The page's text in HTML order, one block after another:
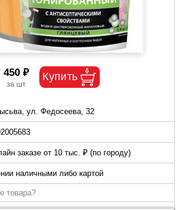
450 ₽
ул. Федосеева, 32
заказе от 10 тыс. ₽ (по городу)
наличными либо картой
товара?